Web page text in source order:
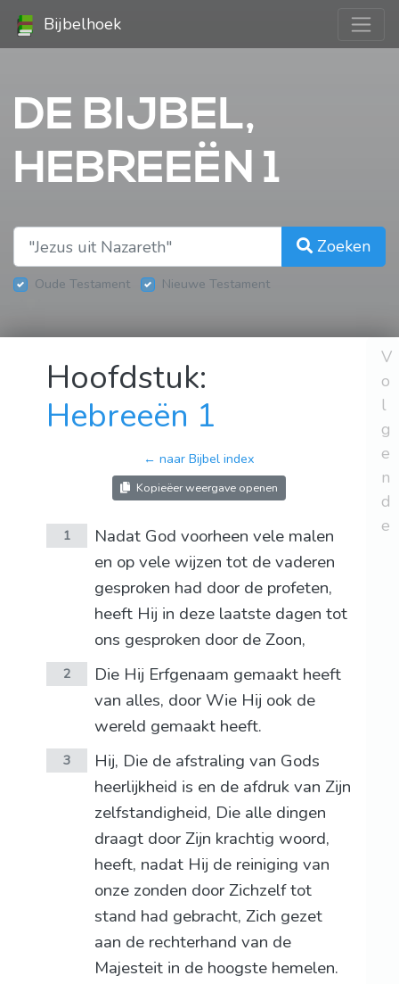
Bijbelhoek
DE BIJBEL,
HEBREEËN 1
Zoeken
Oude Testament Nieuwe Testament
Hoofdstuk:
Hebreeën 1
← naar Bijbel index
Kopieëer weergave openen
1
Nadat God voorheen vele malen
en op vele wijzen tot de vaderen
gesproken had door de profeten,
heeft Hij in deze laatste dagen tot
ons gesproken door de Zoon,
2
Die Hij Erfgenaam gemaakt heeft
van alles, door Wie Hij ook de
wereld gemaakt heeft.
3
Hij, Die de afstraling van Gods
heerlijkheid is en de afdruk van Zijn
zelfstandigheid, Die alle dingen
draagt door Zijn krachtig woord,
heeft, nadat Hij de reiniging van
onze zonden door Zichzelf tot
stand had gebracht, Zich gezet
aan de rechterhand van de
Majesteit in de hoogste hemelen.
V
o
l
g
e
n
d
e